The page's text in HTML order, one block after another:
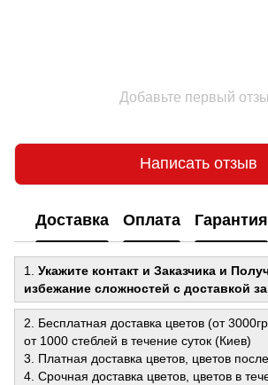
Добавьте первый
Написать отзыв
Доставка Оплата Гарантия
1. Укажите контакт и Заказчика и
избежание сложностей с доставкой
2. Бесплатная доставка цветов (от
от 1000 стеблей в течение суток (Киев)
3. Платная доставка цветов, цветов
4. Срочная доставка цветов, цветов в